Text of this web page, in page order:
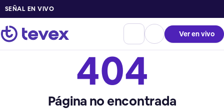
SEÑAL EN VIVO
Ver en vivo
404
Página no encontrada